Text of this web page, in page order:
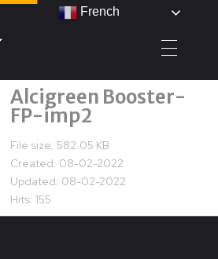
Alcigreen Booster-
FP-imp2
File size: 582.05 KB
Created: 08-02-2022
Updated: 08-02-2022
Hits: 155
French